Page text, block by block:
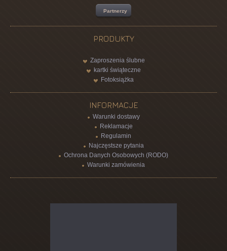
Partnerzy
PRODUKTY
Zaproszenia ślubne
kartki świąteczne
Fotoksiążka
INFORMACJE
Warunki dostawy
Reklamacje
Regulamin
Najczęstsze pytania
Ochrona Danych Osobowych (RODO)
Warunki zamówienia